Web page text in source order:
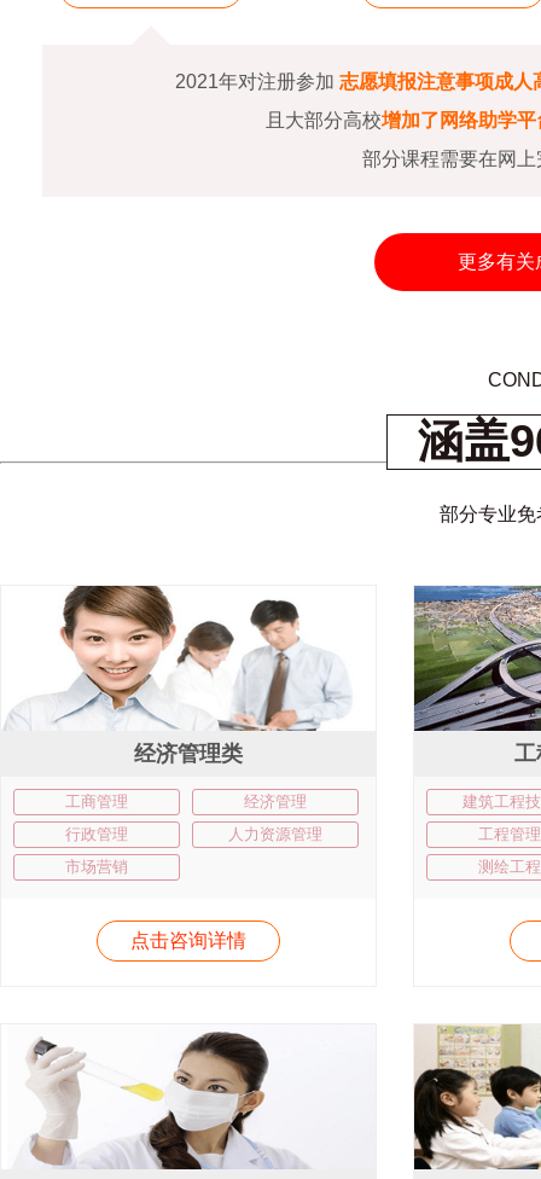
2021年对注册参加 志愿填报注意事项成人
且大部分高校增加了网络助学平
部分课程需要在网
更多有关
涵盖
部分专业
经济管理类
工商管理
经济管理
行政管理
人力资源管理
市场营销
点击咨询详情
工
建筑工程
工程管理
测绘工程